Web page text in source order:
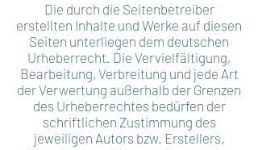
Die durch die Seitenbetreiber
erstellten Inhalte und Werke auf diesen
Seiten unterliegen dem deutschen
Urheberrecht. Die Vervielfältigung,
Bearbeitung, Verbreitung und jede Art
der Verwertung außerhalb der Grenzen
des Urheberrechtes bedürfen der
schriftlichen Zustimmung des
jeweiligen Autors bzw. Erstellers.